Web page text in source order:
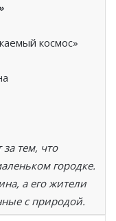
космос»
тем, что
городке.
а его жители
с природой.